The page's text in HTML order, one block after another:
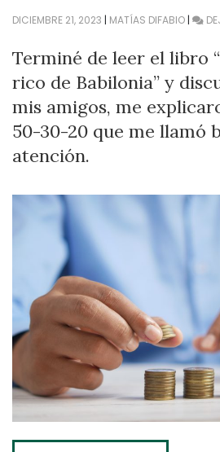
DICIEMBRE 21, 2023 | MATÍAS DIFABIO |
Terminé de leer el libro
rico de Babilonia” y
mis amigos, me
50-30-20 que me llamó
atención.